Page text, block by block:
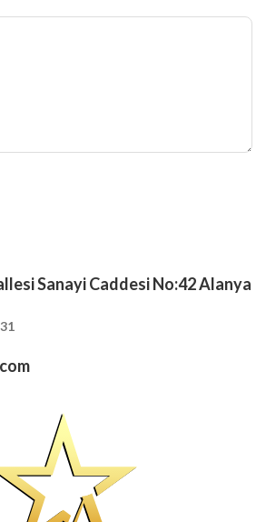
Sanayi Caddesi No:42 Alanya